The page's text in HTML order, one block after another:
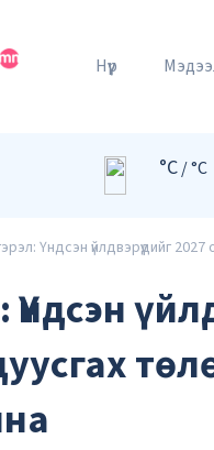
Нүүр
°C/ °C
Үндсэн үйлдвэрүүдийг